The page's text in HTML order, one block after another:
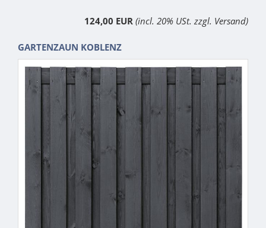
124,00 EUR (incl. 20% USt. zzgl. Versand)
GARTENZAUN KOBLENZ